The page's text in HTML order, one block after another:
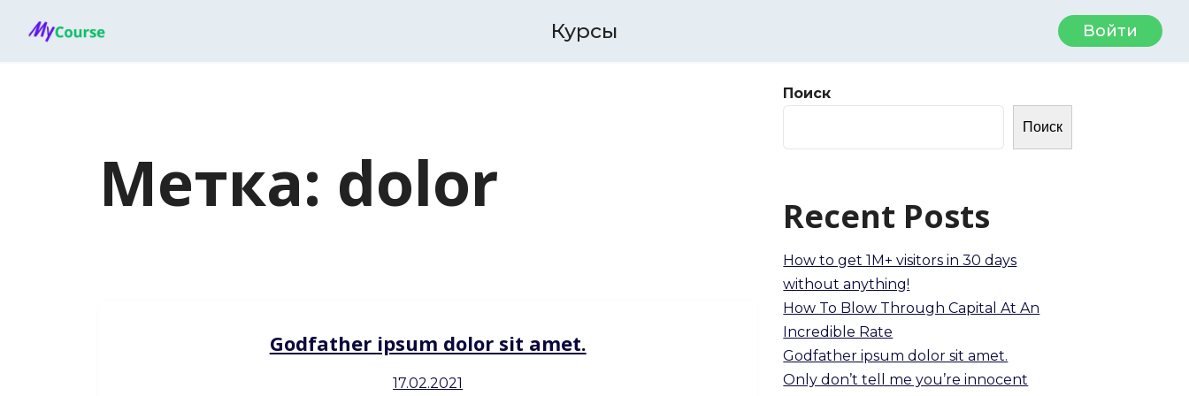
Курсы Войти
Метка: dolor
Godfather ipsum dolor sit amet.
17.02.2021
Поиск
Поиск
Recent Posts
How to get 1M+ visitors in 30 days
without anything!
How To Blow Through Capital At An
Incredible Rate
Godfather ipsum dolor sit amet.
Only don’t tell me you’re innocent